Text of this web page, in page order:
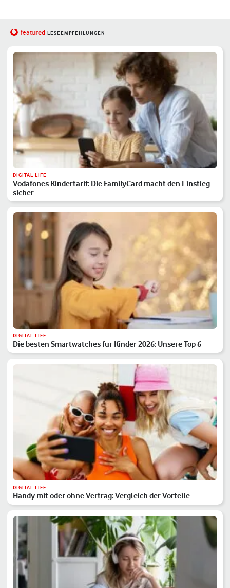
featured LESEEMPFEHLUNGEN
DIGITAL LIFE
Vodafones Kindertarif: Die FamilyCard macht den Einstieg
sicher
DIGITAL LIFE
Die besten Smartwatches für Kinder 2026: Unsere Top 6
DIGITAL LIFE
Handy mit oder ohne Vertrag: Vergleich der Vorteile